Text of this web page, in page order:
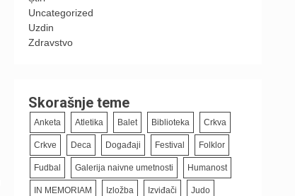
Uncategorized
Uzdin
Zdravstvo
Skorašnje teme
Anketa Atletika Balet Biblioteka Crkva
Crkve Deca Događaji Festival Folklor
Fudbal Galerija naivne umetnosti Humanost
IN MEMORIAM Izložba Izviđači Judo